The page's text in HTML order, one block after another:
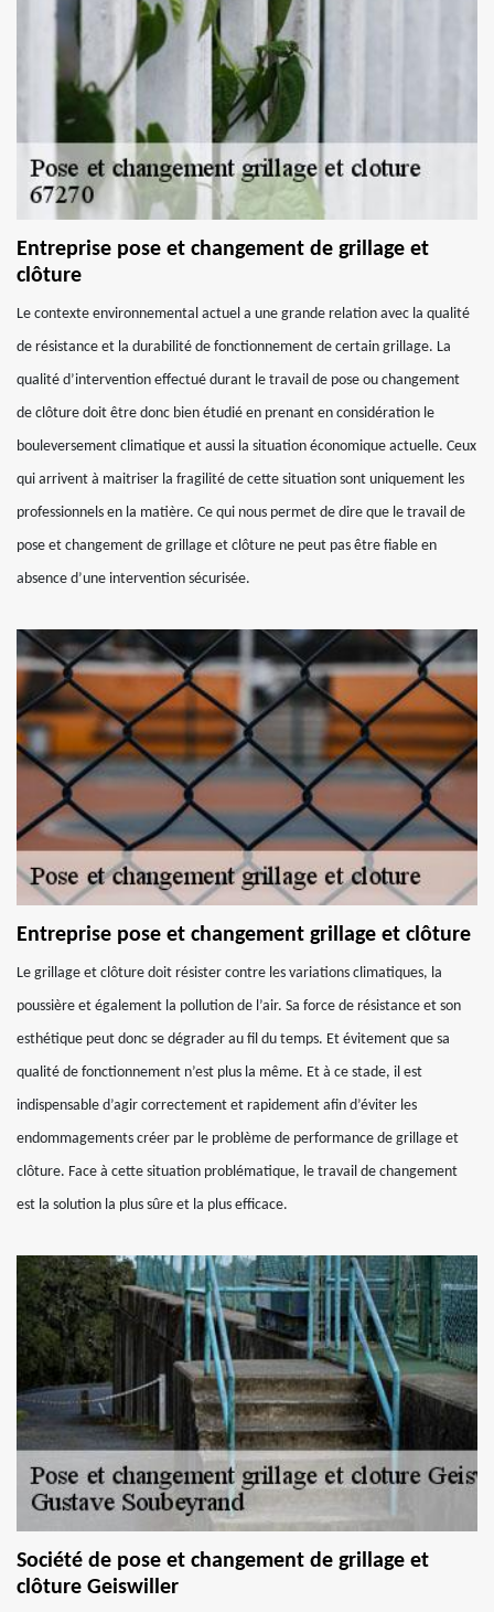
Entreprise pose et changement de grillage et
clôture
Le contexte environnemental actuel a une grande relation avec la qualité
de résistance et la durabilité de fonctionnement de certain grillage. La
qualité d’intervention effectué durant le travail de pose ou changement
de clôture doit être donc bien étudié en prenant en considération le
bouleversement climatique et aussi la situation économique actuelle. Ceux
qui arrivent à maitriser la fragilité de cette situation sont uniquement les
professionnels en la matière. Ce qui nous permet de dire que le travail de
pose et changement de grillage et clôture ne peut pas être fiable en
absence d’une intervention sécurisée.
Entreprise pose et changement grillage et clôture
Le grillage et clôture doit résister contre les variations climatiques, la
poussière et également la pollution de l’air. Sa force de résistance et son
esthétique peut donc se dégrader au fil du temps. Et évitement que sa
qualité de fonctionnement n’est plus la même. Et à ce stade, il est
indispensable d’agir correctement et rapidement afin d’éviter les
endommagements créer par le problème de performance de grillage et
clôture. Face à cette situation problématique, le travail de changement
est la solution la plus sûre et la plus efficace.
Société de pose et changement de grillage et
clôture Geiswiller